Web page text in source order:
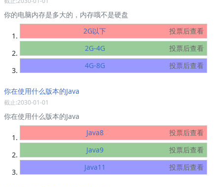
你的电脑内存是多大的，内存哦不是硬盘
2G以下
投票后查看
2G-4G
投票后查看
4G-8G
投票后查看
你在使用什么版本的Java
截止:2030-01-01
你在使用什么版本的Java
Java8
投票后查看
Java9
投票后查看
Java11
投票后查看